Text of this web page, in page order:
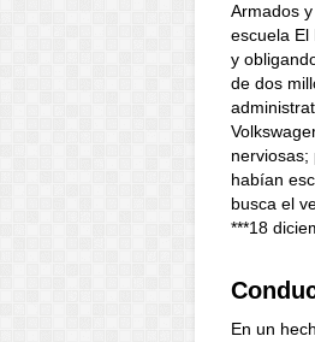
Armados
escuela El
y
de dos
nerviosas;
habían
busca el
***18
En un